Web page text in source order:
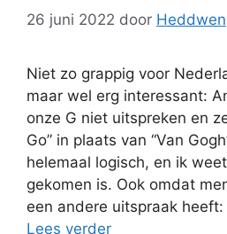
26 juni 2022 door Heddwen
Niet zo grappig voor
maar wel erg interessant:
onze G niet uitspreken en
Go” in plaats van “Van
helemaal logisch, en ik
gekomen is. Ook omdat
een andere uitspraak
Lees verder